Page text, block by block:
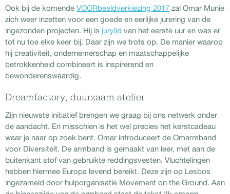
Ook bij de komende VOORbeeldverkiezing 2017 zal Omar Munie
zich weer inzetten voor een goede en eerlijke jurering van de
ingezonden projecten. Hij is jurylid van het eerste uur en was er
tot nu toe elke keer bij. Daar zijn we trots op. De manier waarop
hij creativiteit, ondernemerschap en maatschappelijke
betrokkenheid combineert is inspirerend en
bewonderenswaardig.
Dreamfactory, duurzaam atelier
Zijn nieuwste initiatief brengen we graag bij ons netwerk onder
de aandacht. En misschien is het wel precies het kerstcadeau
waar je naar op zoek bent. Omar introduceert de Omarmband
voor Diversiteit. De armband is gemaakt van leer, met aan de
buitenkant stof van gebruikte reddingsvesten. Vluchtelingen
hebben hiermee Europa levend bereikt. Deze zijn op Lesbos
ingezameld door hulporganisatie Movement on the Ground. Aan